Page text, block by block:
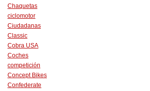
Chaquetas
ciclomotor
Ciudadanas
Classic
Cobra USA
Coches
competición
Concept Bikes
Confederate